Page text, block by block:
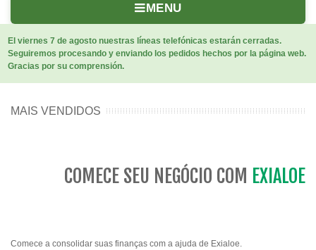
MENU
El viernes 7 de agosto nuestras líneas telefónicas estarán cerradas.
Seguiremos procesando y enviando los pedidos hechos por la página web.
Gracias por su comprensión.
MAIS VENDIDOS
COMECE SEU NEGÓCIO COM EXIALOE
Comece a consolidar suas finanças com a ajuda de Exialoe.